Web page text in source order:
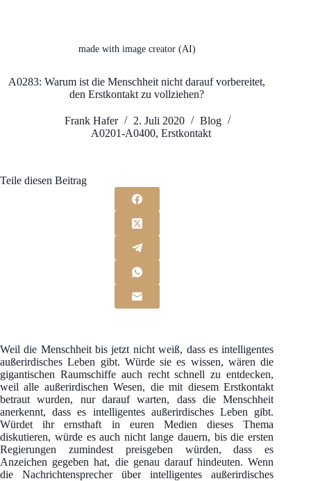
made with image creator (AI)
A0283: Warum ist die Menschheit nicht darauf vorbereitet,
den Erstkontakt zu vollziehen?
Frank Hafer 2. Juli 2020
Blog
A0201-A0400, Erstkontakt
Teile diesen Beitrag
Weil die Menschheit bis jetzt nicht weiß, dass es intelligentes
außerirdisches Leben gibt. Würde sie es wissen, wären die
gigantischen Raumschiffe auch recht schnell zu entdecken,
weil alle außerirdischen Wesen, die mit diesem Erstkontakt
betraut wurden, nur darauf warten, dass die Menschheit
anerkennt, dass es intelligentes außerirdisches Leben gibt.
Würdet ihr ernsthaft in euren Medien dieses Thema
diskutieren, würde es auch nicht lange dauern, bis die ersten
Regierungen zumindest preisgeben würden, dass es
Anzeichen gegeben hat, die genau darauf hindeuten. Wenn
die Nachrichtensprecher über intelligentes außerirdisches